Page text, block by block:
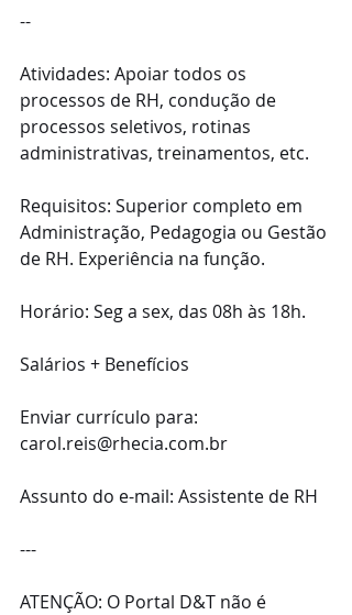
--
Atividades: Apoiar todos os
processos de RH, condução de
processos seletivos, rotinas
administrativas, treinamentos, etc.
Requisitos: Superior completo em
Administração, Pedagogia ou Gestão
de RH. Experiência na função.
Horário: Seg a sex, das 08h às 18h.
Salários + Benefícios
Enviar currículo para:
carol.reis@rhecia.com.br
Assunto do e-mail: Assistente de RH
---
ATENÇÃO: O Portal D&T não é